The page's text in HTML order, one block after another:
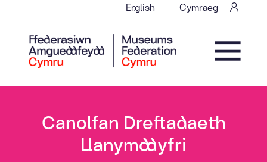
English Cymraeg
Main Navigation
Canolfan Dreftadaeth
Llanymddyfri